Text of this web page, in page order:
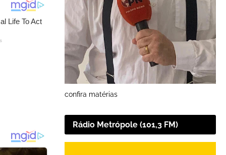
confira matérias
Rádio Metrópole (101,3 FM)